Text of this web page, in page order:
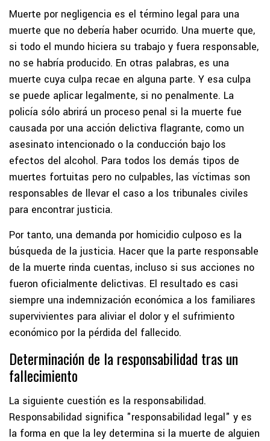
Muerte por negligencia es el término legal para una
muerte que no debería haber ocurrido. Una muerte que,
si todo el mundo hiciera su trabajo y fuera responsable,
no se habría producido. En otras palabras, es una
muerte cuya culpa recae en alguna parte. Y esa culpa
se puede aplicar legalmente, si no penalmente. La
policía sólo abrirá un proceso penal si la muerte fue
causada por una acción delictiva flagrante, como un
asesinato intencionado o la conducción bajo los
efectos del alcohol. Para todos los demás tipos de
muertes fortuitas pero no culpables, las víctimas son
responsables de llevar el caso a los tribunales civiles
para encontrar justicia.
Por tanto, una demanda por homicidio culposo es la
búsqueda de la justicia. Hacer que la parte responsable
de la muerte rinda cuentas, incluso si sus acciones no
fueron oficialmente delictivas. El resultado es casi
siempre una indemnización económica a los familiares
supervivientes para aliviar el dolor y el sufrimiento
económico por la pérdida del fallecido.
Determinación de la responsabilidad tras un
fallecimiento
La siguiente cuestión es la responsabilidad.
Responsabilidad significa "responsabilidad legal" y es
la forma en que la ley determina si la muerte de alguien